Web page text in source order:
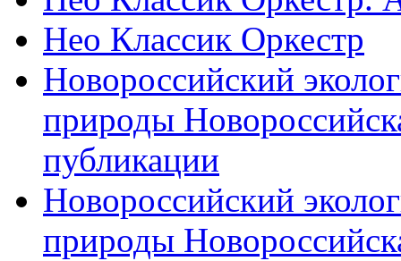
Нео Классик Оркестр
Новороссийский
природы
публикации
Новороссийский
природы